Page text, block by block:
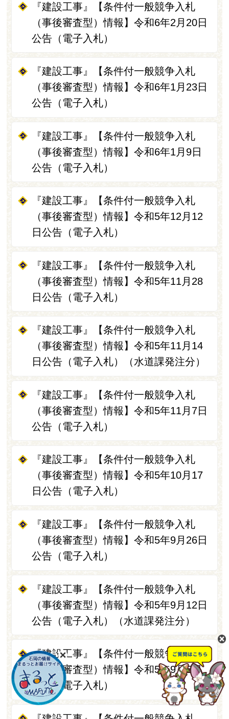
『建設工事』【条件付一般競争入札
（事後審査型）情報】令和6年2月20日
公告（電子入札）
『建設工事』【条件付一般競争入札
（事後審査型）情報】令和6年1月23日
公告（電子入札）
『建設工事』【条件付一般競争入札
（事後審査型）情報】令和6年1月9日
公告（電子入札）
『建設工事』【条件付一般競争入札
（事後審査型）情報】令和5年12月12
日公告（電子入札）
『建設工事』【条件付一般競争入札
（事後審査型）情報】令和5年11月28
日公告（電子入札）
『建設工事』【条件付一般競争入札
（事後審査型）情報】令和5年11月14
日公告（電子入札）（水道課発注分）
『建設工事』【条件付一般競争入札
（事後審査型）情報】令和5年11月7日
公告（電子入札）
『建設工事』【条件付一般競争入札
（事後審査型）情報】令和5年10月17
日公告（電子入札）
『建設工事』【条件付一般競争入札
（事後審査型）情報】令和5年9月26日
公告（電子入札）
『建設工事』【条件付一般競争入札
（事後審査型）情報】令和5年9月12日
公告（電子入札）（水道課発注分）
『建設工事』【条件付一般競争入札
（事後審査型）情報】令和5年9月5日
公告（電子入札）